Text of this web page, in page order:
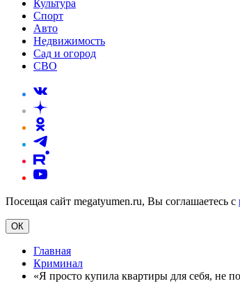
Культура
Спорт
Авто
Недвижимость
Сад и огород
СВО
Посещая сайт megatyumen.ru, Вы соглашаетесь с
ОК
Главная
Криминал
«Я просто купила квартиры для себя, не